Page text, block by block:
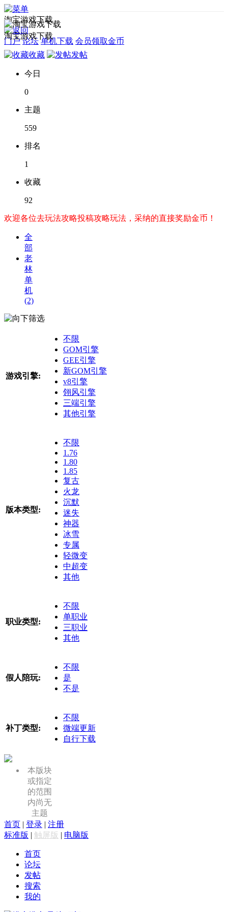
淘宝游戏下载
门户 论坛 单机下载 会员领取金币
淘宝游戏下载
收藏 发帖
今日
0
主题
559
排名
1
收藏
92
欢迎各位去玩法攻略投稿攻略玩法，采纳的直接奖励金币！
全
部
老
林
单
机
(2)
筛选
游戏引擎:
不限
GOM引擎
GEE引擎
新GOM引擎
v8引擎
翎风引擎
三端引擎
其他引擎
版本类型:
不限
1.76
1.80
1.85
复古
火龙
沉默
迷失
神器
冰雪
专属
轻微变
中超变
其他
职业类型:
不限
单职业
三职业
其他
假人陪玩:
不限
是
不是
补丁类型:
不限
微端更新
自行下载
本版块
或指定
的范围
内尚无
主题
首页 | 登录 | 注册
标准版 | 触屏版 | 电脑版
首页
论坛
发帖
搜索
我的